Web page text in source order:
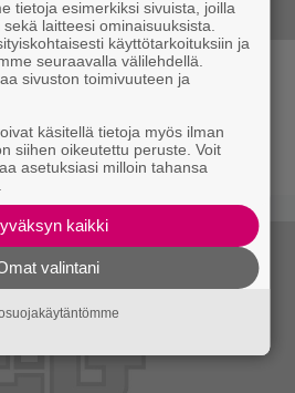
30 vuotta sitten
sai
tietoja esimerkiksi sivuista, joilla
laitteesi ominaisuuksista.
käyttötarkoituksiin ja
seuraavalla välilehdellä.
sivuston toimivuuteen ja
käsitellä tietoja myös ilman
siihen oikeutettu peruste. Voit
asetuksiasi milloin tahansa
kaikki
valintani